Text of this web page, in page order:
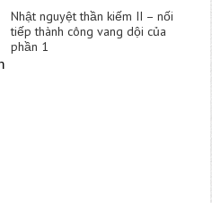
Nhật nguyệt thần kiếm II – nối
tiếp thành công vang dội của
phần 1